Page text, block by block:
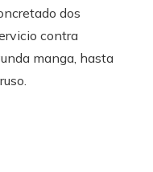
dos
contra
manga, hasta